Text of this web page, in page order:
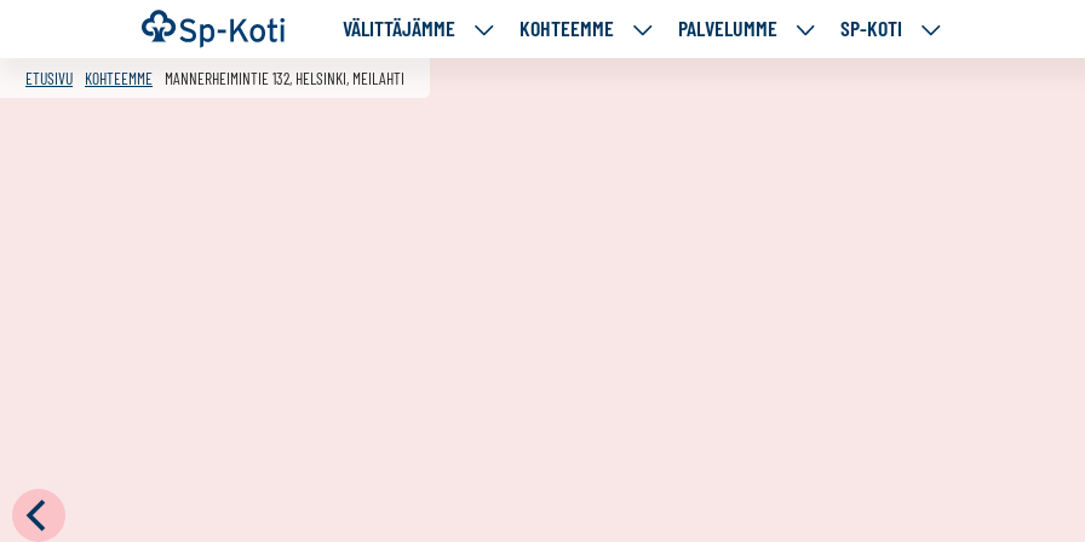
Siirry
sisältöön
Etusivu VÄLITTÄJÄMME
VÄLITTÄJÄMME
KOHTEEMME
KOHTEEMME
PALVELUMME
PALVELUMME
SP-KOTI
SP-
ETUSIVU KOHTEEMME MANNERHEIMINTIE 132, HELSINKI, MEILAHTI